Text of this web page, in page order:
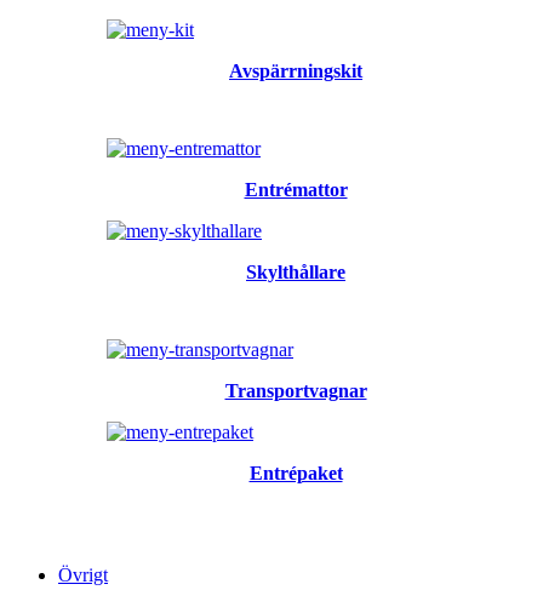
Avspärrningskit
Entrémattor
Skylthållare
Transportvagnar
Entrépaket
Övrigt